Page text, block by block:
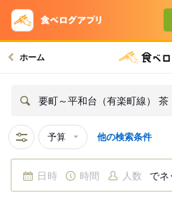
ホーム
要町～平和台（有楽町線） 茶
予算 他の検索条件
日時 時間 人数 でネ